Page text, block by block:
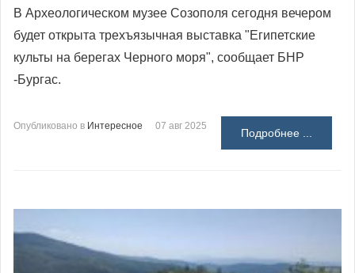
В Археологическом музее Созополя сегодня вечером
будет открыта трехъязычная выставка "Египетские
культы на берегах Черного моря", сообщает БНР
-Бургас.
Опубликовано в Интересное 07 авг 2025
Подробнее ...